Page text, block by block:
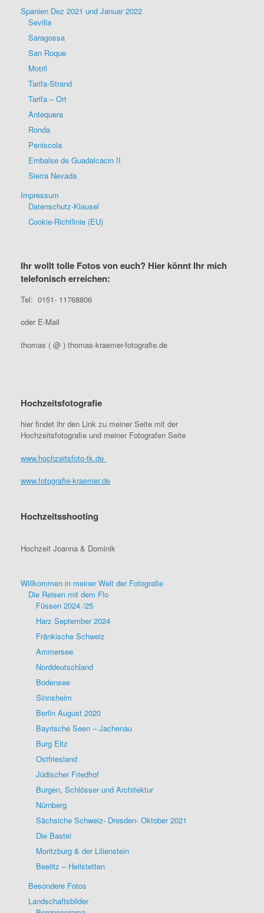
Spanien Dez 2021 und Januar 2022
Sevilla
Saragossa
San Roque
Motril
Tarifa-Strand
Tarifa – Ort
Antequera
Ronda
Peniscola
Embalse de Guadalcacin II
Sierra Nevada
Impressum
Datenschutz-Klausel
Cookie-Richtlinie (EU)
Ihr wollt tolle Fotos von euch? Hier könnt Ihr mich
telefonisch erreichen:
Tel: 0151- 11768806
oder E-Mail
thomas ( @ ) thomas-kraemer-fotografie.de
Hochzeitsfotografie
hier findet ihr den Link zu meiner Seite mit der
Hochzeitsfotografie und meiner Fotografen Seite
www.hochzeitsfoto-tk.de
www.fotografie-kraemer.de
Hochzeitsshooting
Hochzeit Joanna & Dominik
Willkommen in meiner Welt der Fotografie
Die Reisen mit dem Flo
Füssen 2024 /25
Harz September 2024
Fränkische Schweiz
Ammersee
Norddeutschland
Bodensee
Sinnsheim
Berlin August 2020
Bayrische Seen – Jachenau
Burg Eltz
Ostfriesland
Jüdischer Friedhof
Burgen, Schlösser und Architektur
Nürnberg
Sächsiche Schweiz- Dresden- Oktober 2021
Die Bastei
Moritzburg & der Lilienstein
Beelitz – Heilstetten
Besondere Fotos
Landschaftsbilder